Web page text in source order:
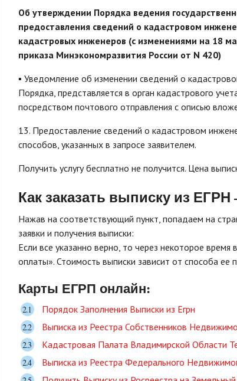
Об утверждении Порядка ведения
предоставления сведений о кадастровом
кадастровых инженеров (с изменениями на 18
приказа Минэкономразвития России от N 420)
▪ Уведомление об изменении сведений о
Порядка, представляется в орган кадастрового
посредством почтового отправления с описью
13. Предоставление сведений о кадастровом
способов, указанных в запросе заявителем.
Получить услугу бесплатно не получится. Цена
Какзаказать выписку из ЕГРН
Нажав на соответствующий пункт, попадаем на
заявки и получения выписки:
Если все указанно верно, то через некоторое
оплаты». Стоимость выписки зависит от способа ее
Карты ЕГРП онлайн:
Порядок Заполнения Выписки из Егрн
Выписка из Реестра Собственников
Кадастровая Палата Владимирской Области
Выписка из Реестра Федерального